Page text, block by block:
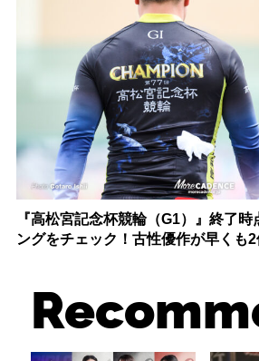
『高松宮記念杯競輪（G1）』終了
ングをチェック！古性優作が早くも2